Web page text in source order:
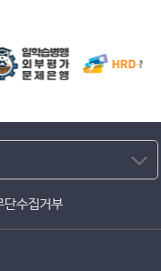
단수집거부